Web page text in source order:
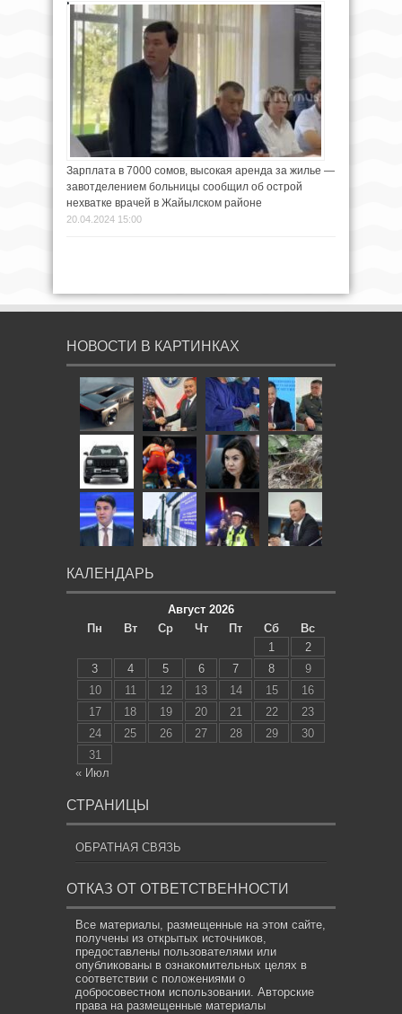
Зарплата в 7000 сомов, высокая аренда за жилье —
завотделением больницы сообщил об острой
нехватке врачей в Жайылском районе
20.04.2024 15:00
НОВОСТИ В КАРТИНКАХ
КАЛЕНДАРЬ
Август 2026
Пн
Вт Ср Чт Пт Сб
Вс
1
2
3
4 5 6 7 8
9
10
11 12 13 14 15
16
17
18 19 20 21 22
23
24
25 26 27 28 29
30
31
« Июл
СТРАНИЦЫ
ОБРАТНАЯ СВЯЗЬ
ОТКАЗ ОТ ОТВЕТСТВЕННОСТИ
Все материалы, размещенные на этом сайте,
получены из открытых источников,
предоставлены пользователями или
опубликованы в ознакомительных целях в
соответствии с положениями о
добросовестном использовании. Авторские
права на размещенные материалы